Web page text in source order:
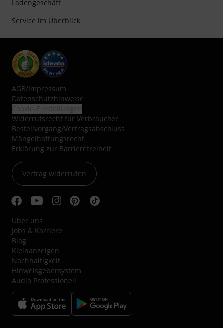
Ladengeschäft
Service im Überblick
AGB/Impressum
Datenschutzhinweise
Widerrufsrecht für Verbraucher
Bestellvorgang/Vertragsabschluss
Mängelhaftungsrecht
Erklärung zur Barrierefreiheit
Vertrag widerrufen
Über uns
Jobs & Karriere
Blog
Kleinanzeigen
Nachhaltigkeit
Hinweisgebersystem
Audio Professionell